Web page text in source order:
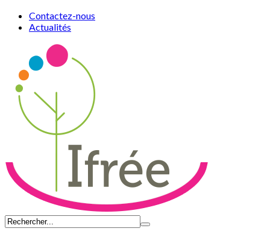
Contactez-nous
Actualités